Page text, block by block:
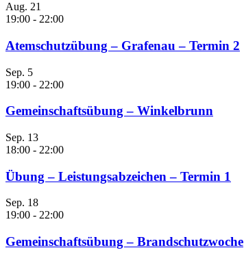
Aug. 21
19:00 - 22:00
Atemschutzübung – Grafenau – Termin 2
Sep. 5
19:00 - 22:00
Gemeinschaftsübung – Winkelbrunn
Sep. 13
18:00 - 22:00
Übung – Leistungsabzeichen – Termin 1
Sep. 18
19:00 - 22:00
Gemeinschaftsübung – Brandschutzwoche